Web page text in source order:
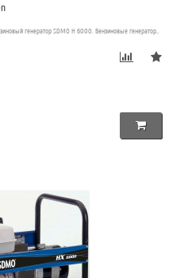
генератор SDMO H 6000. Бензиновые генератор..